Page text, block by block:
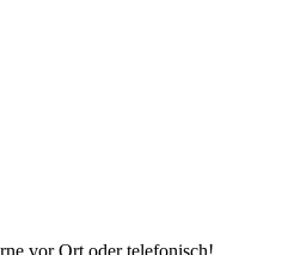
vor Ort oder telefonisch!